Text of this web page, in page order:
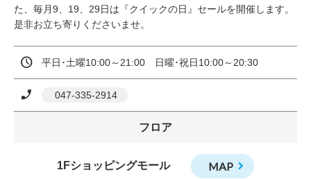
た、毎月9、19、29日は『クイックの日』セールを開催します。
是非お立ち寄りくださいませ。
平日･土曜10:00～21:00　日曜･祝日10:00～20:30
047-335-2914
フロア
1Fショッピングモール MAP